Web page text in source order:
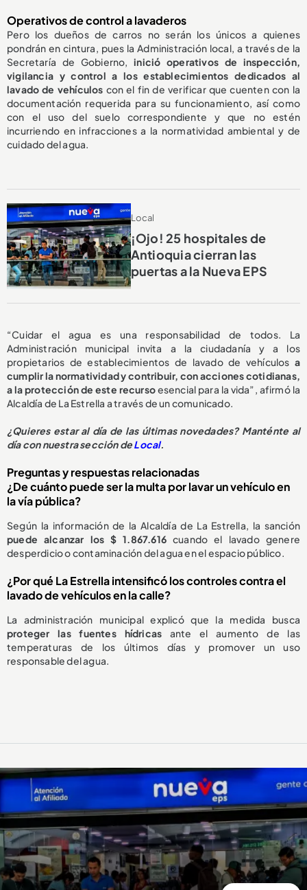
Operativos de control a lavaderos
Pero los dueños de carros no serán los únicos a quienes
pondrán en cintura, pues la Administración local, a través de la
Secretaría de Gobierno,inició operativos de inspección,
vigilancia y control a los establecimientos dedicados al
lavado de vehículos con el fin de verificar que cuenten con la
documentación requerida para su funcionamiento, así como
con el uso del suelo correspondiente y que no estén
incurriendo en infracciones a la normatividad ambiental y de
cuidado del agua.
Local
¡Ojo! 25 hospitales de
Antioquia cierran las
puertas a la Nueva EPS
“Cuidar el agua es una responsabilidad de todos. La
Administración municipal invita a la ciudadanía y a los
propietarios de establecimientos de lavado de vehículos a
cumplir la normatividad y contribuir, con acciones cotidianas,
a la protección de este recursoesencial para la vida”, afirmó la
Alcaldía de La Estrella a través de un comunicado.
¿Quieres estar al día de las últimas novedades? Manténte al
día con nuestra sección deLocal.
Preguntas y respuestas relacionadas
¿De cuánto puede ser la multa por lavar un vehículo en
la vía pública?
Según la información de la Alcaldía de La Estrella, la sanción
puede alcanzar los $ 1.867.616 cuando el lavado genere
desperdicio o contaminación del agua en el espacio público.
¿Por qué La Estrella intensificó los controles contra el
lavado de vehículos en la calle?
La administración municipal explicó que la medida busca
proteger las fuentes hídricas ante el aumento de las
temperaturas de los últimos días y promover un uso
responsable del agua.